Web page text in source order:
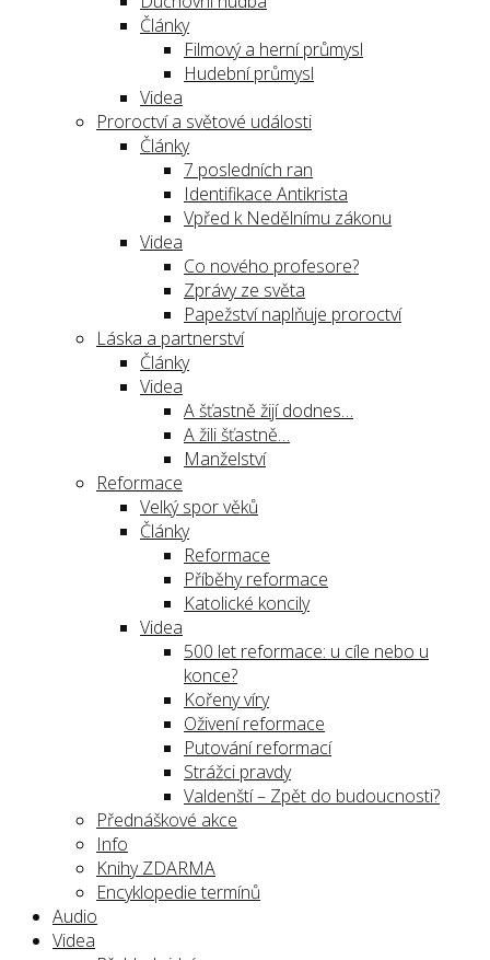
Články
Filmový a herní průmysl
Hudební průmysl
Videa
Proroctví a světové události
Články
7 posledních ran
Identifikace Antikrista
Vpřed k Nedělnímu zákonu
Videa
Co nového profesore?
Zprávy ze světa
Papežství naplňuje proroctví
Láska a partnerství
Články
Videa
A šťastně žijí dodnes…
A žili šťastně…
Manželství
Reformace
Velký spor věků
Články
Reformace
Příběhy reformace
Katolické koncily
Videa
500 let reformace: u cíle nebo u
konce?
Kořeny víry
Oživení reformace
Putování reformací
Strážci pravdy
Valdenští – Zpět do budoucnosti?
Přednáškové akce
Info
Knihy ZDARMA
Encyklopedie termínů
Audio
Videa